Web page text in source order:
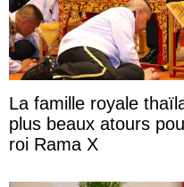
La famille royale
plus beaux atours
roi Rama X